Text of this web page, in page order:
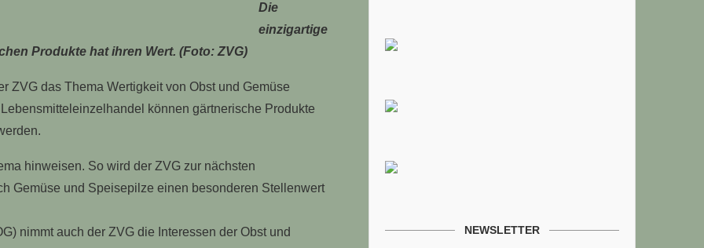
Die
einzigartige
Produkte hat ihren Wert. (Foto: ZVG)
ZVG das Thema Wertigkeit von Obst und Gemüse
können gärtnerische Produkte
hinweisen. So wird der ZVG zur nächsten
Gemüse und Speisepilze einen besonderen Stellenwert
nimmt auch der ZVG die Interessen der Obst und
NEWSLETTER